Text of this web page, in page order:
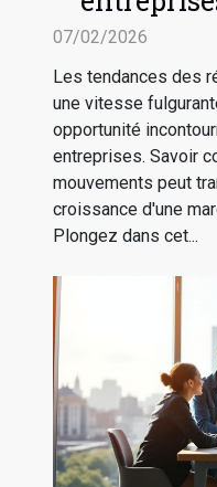
tirer profit
07/02/2026
Les tendances des
une vitesse
opportunité
entreprises. Savoir
mouvements peut
croissance d'une
Plongez dans cet...